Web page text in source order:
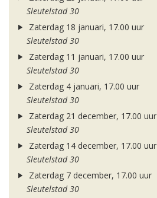
Sleutelstad 30
Zaterdag 18 januari, 17.00 uur
Sleutelstad 30
Zaterdag 11 januari, 17.00 uur
Sleutelstad 30
Zaterdag 4 januari, 17.00 uur
Sleutelstad 30
Zaterdag 21 december, 17.00 uur
Sleutelstad 30
Zaterdag 14 december, 17.00 uur
Sleutelstad 30
Zaterdag 7 december, 17.00 uur
Sleutelstad 30